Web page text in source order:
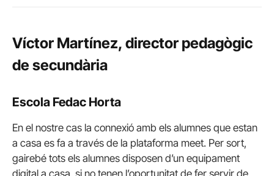
Víctor Martínez, director pedagògic
de secundària
Escola Fedac Horta
En el nostre cas la connexió amb els alumnes que estan
a casa es fa a través de la plataforma meet. Per sort,
gairebé tots els alumnes disposen d’un equipament
digital a casa, si no tenen l’oportunitat de fer servir de